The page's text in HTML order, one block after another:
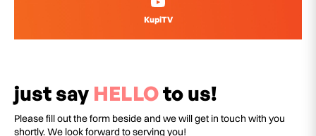
KupiTV
just say HELLOto us!
Please fill out the form beside and we will get in touch with you
shortly. We look forward to serving you!